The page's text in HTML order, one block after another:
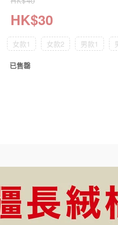
HK$30
女款1 女款2 男款1
已售罄